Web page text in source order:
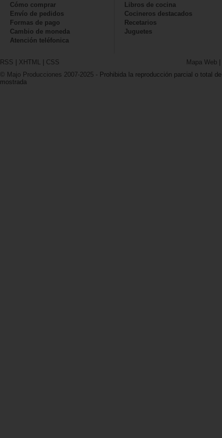
Cómo comprar
Envío de pedidos
Formas de pago
Cambio de moneda
Atención teléfonica
Libros de cocina
Cocineros destacados
Recetarios
Juguetes
RSS | XHTML | CSS Mapa Web |
© Majo Producciones 2007-2025 - Prohibida la reproducción parcial o total
mostrada